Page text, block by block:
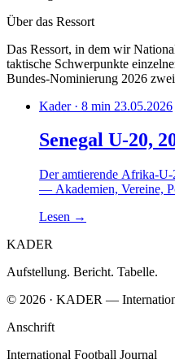
Über das Ressort
Das Ressort, in dem wir
taktische Schwerpunkte
Bundes-Nominierung 2026
Kader · 8 min 23.05.2026
Senegal U-20,
Der amtierende Afrika-U-
— Akademien, Vereine,
Lesen →
KADER
Aufstellung. Bericht. Tabelle.
© 2026 · KADER —
Anschrift
International Football Journal